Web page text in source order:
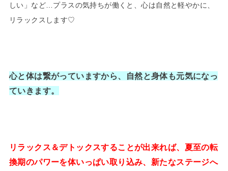
しい」など…プラスの気持ちが働くと、心は自然と軽やかに、
リラックスします♡
心と体は繋がっていますから、
自然と身体も元気になっ
ていきます。
リラックス＆デトックスすることが出来れば、夏至の転
換期のパワーを体いっぱい取り込み、新たなステージへ